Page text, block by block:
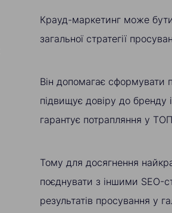
Крауд-маркетинг може
загальної стратегії
Він допомагає сформувати
підвищує довіру до бренду
гарантує потрапляння у
Тому для досягнення
поєднувати з іншими SEO-
результатів просування у